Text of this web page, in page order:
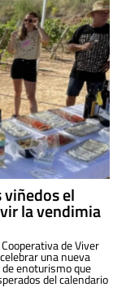
viñedos el
la vendimia
de Viver
una nueva
de enoturismo que
del calendario